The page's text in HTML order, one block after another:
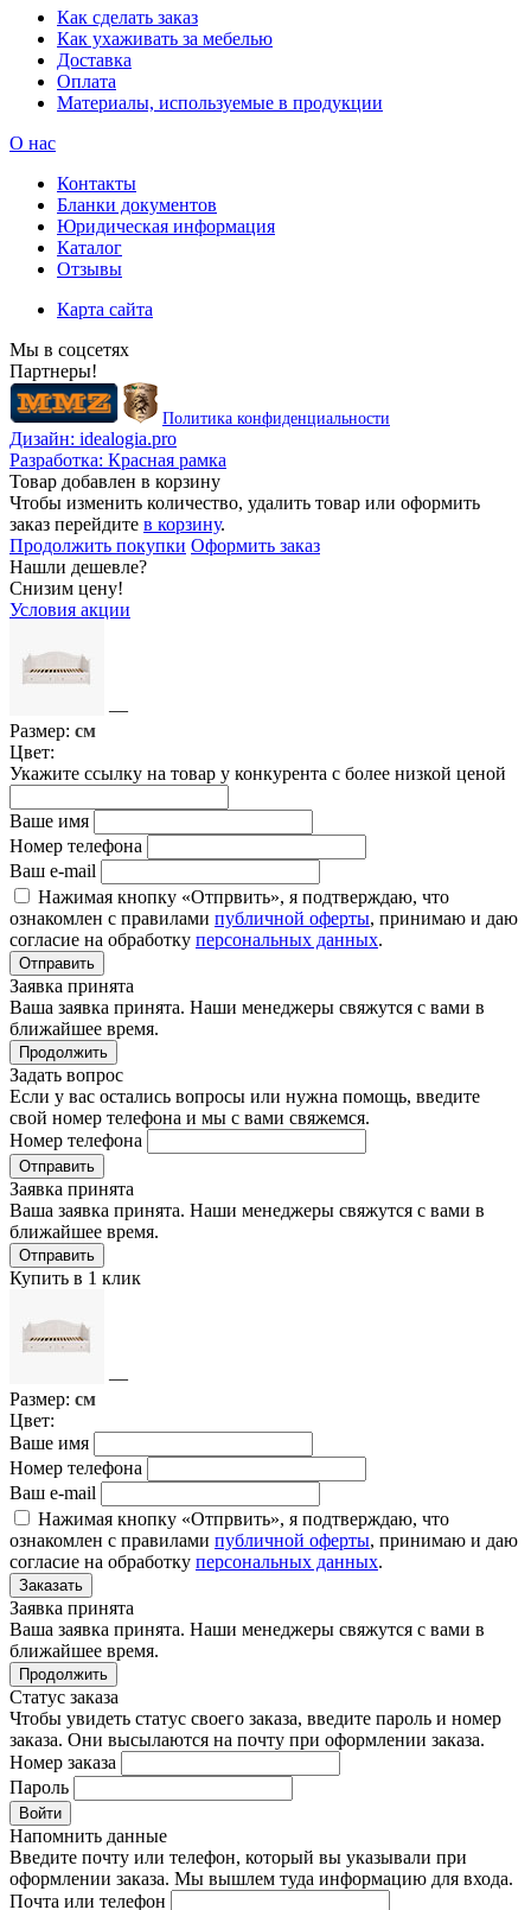
Как сделать заказ
Как ухаживать за мебелью
Доставка
Оплата
Материалы, используемые в продукции
О нас
Контакты
Бланки документов
Юридическая информация
Каталог
Отзывы
Карта сайта
Мы в соцсетях
Партнеры!
Политика конфиденциальности
Дизайн: idealogia.pro
Разработка: Красная рамка
Товар добавлен в корзину
Чтобы изменить количество, удалить товар или оформить
заказ перейдите в корзину.
Продолжить покупки Оформить заказ
Нашли дешевле?
Снизим цену!
Условия акции
—
Размер: см
Цвет:
Укажите ссылку на товар у конкурента с более низкой ценой
Ваше имя
Номер телефона
Ваш e-mail
Нажимая кнопку «Отпрвить», я подтверждаю, что
ознакомлен с правилами публичной оферты, принимаю и даю
согласие на обработку персональных данных.
Отправить
Заявка принята
Ваша заявка принята. Наши менеджеры свяжутся с вами в
ближайшее время.
Продолжить
Задать вопрос
Если у вас остались вопросы или нужна помощь, введите
свой номер телефона и мы с вами свяжемся.
Номер телефона
Отправить
Заявка принята
Ваша заявка принята. Наши менеджеры свяжутся с вами в
ближайшее время.
Отправить
Купить в 1 клик
—
Размер: см
Цвет:
Ваше имя
Номер телефона
Ваш e-mail
Нажимая кнопку «Отпрвить», я подтверждаю, что
ознакомлен с правилами публичной оферты, принимаю и даю
согласие на обработку персональных данных.
Заказать
Заявка принята
Ваша заявка принята. Наши менеджеры свяжутся с вами в
ближайшее время.
Продолжить
Статус заказа
Чтобы увидеть статус своего заказа, введите пароль и номер
заказа. Они высылаются на почту при оформлении заказа.
Номер заказа
Пароль
Войти
Напомнить данные
Введите почту или телефон, который вы указывали при
оформлении заказа. Мы вышлем туда информацию для входа.
Почта или телефон